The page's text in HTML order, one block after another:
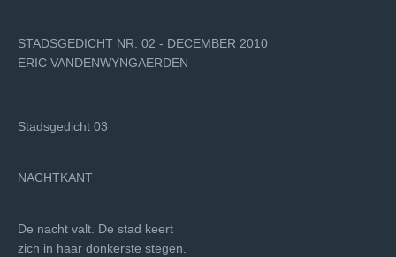
STADSGEDICHT NR. 02 - DECEMBER 2010
ERIC VANDENWYNGAERDEN
Stadsgedicht 03
NACHTKANT
De nacht valt. De stad keert
zich in haar donkerste stegen.